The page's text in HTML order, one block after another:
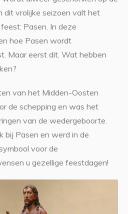
dit vrolijke seizoen valt het
Pasen. In deze
hoe Pasen wordt
Maar eerst dit. Wat hebben
van het Midden-Oosten
de schepping en was het
van de wedergeboorte.
bij Pasen en werd in de
voor de
u gezellige feestdagen!